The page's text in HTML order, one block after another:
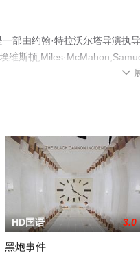
部由约翰·特拉沃尔塔导演执
维斯顿
相关信息可移步至豆瓣电影、

HD国语 3.0
黑炮事件